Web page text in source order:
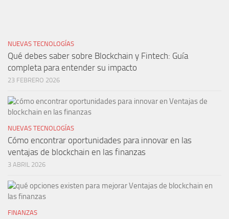
NUEVAS TECNOLOGÍAS
Qué debes saber sobre Blockchain y Fintech: Guía
completa para entender su impacto
23 FEBRERO 2026
NUEVAS TECNOLOGÍAS
Cómo encontrar oportunidades para innovar en las
ventajas de blockchain en las finanzas
3 ABRIL 2026
FINANZAS